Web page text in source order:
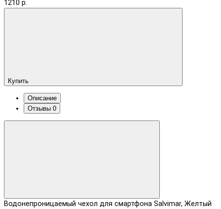
1210 р.
Купить
Описание
Отзывы 0
Водонепроницаемый чехол для смартфона Salvimar, Желтый